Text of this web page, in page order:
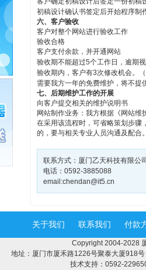
初稿设计确认书签定后开始程序制
六、客户验收
客户对整个网站进行验收工作
验收合格
客户支付余款，并开通网站
验收期不能超过5个工作日，逾期
验收期内，客户有3次修改机会。
需要我方一年的免费维护，将不提
七、后期维护工作的开展
向客户提交相关的维护说明书
网站制作业务：我方根据《网站
在采用该流程时，可省略策划步骤
的，要与相关专业人员沟通及配合
联系方式：厦门乙天科技有限公
电话：0592-3885088
email:chendan@it5.cn
关于我们 联系我们 付款
Copyright 2004-2028
地址：厦门市厦禾路1226号聚泰大厦918
技术支持：0592-